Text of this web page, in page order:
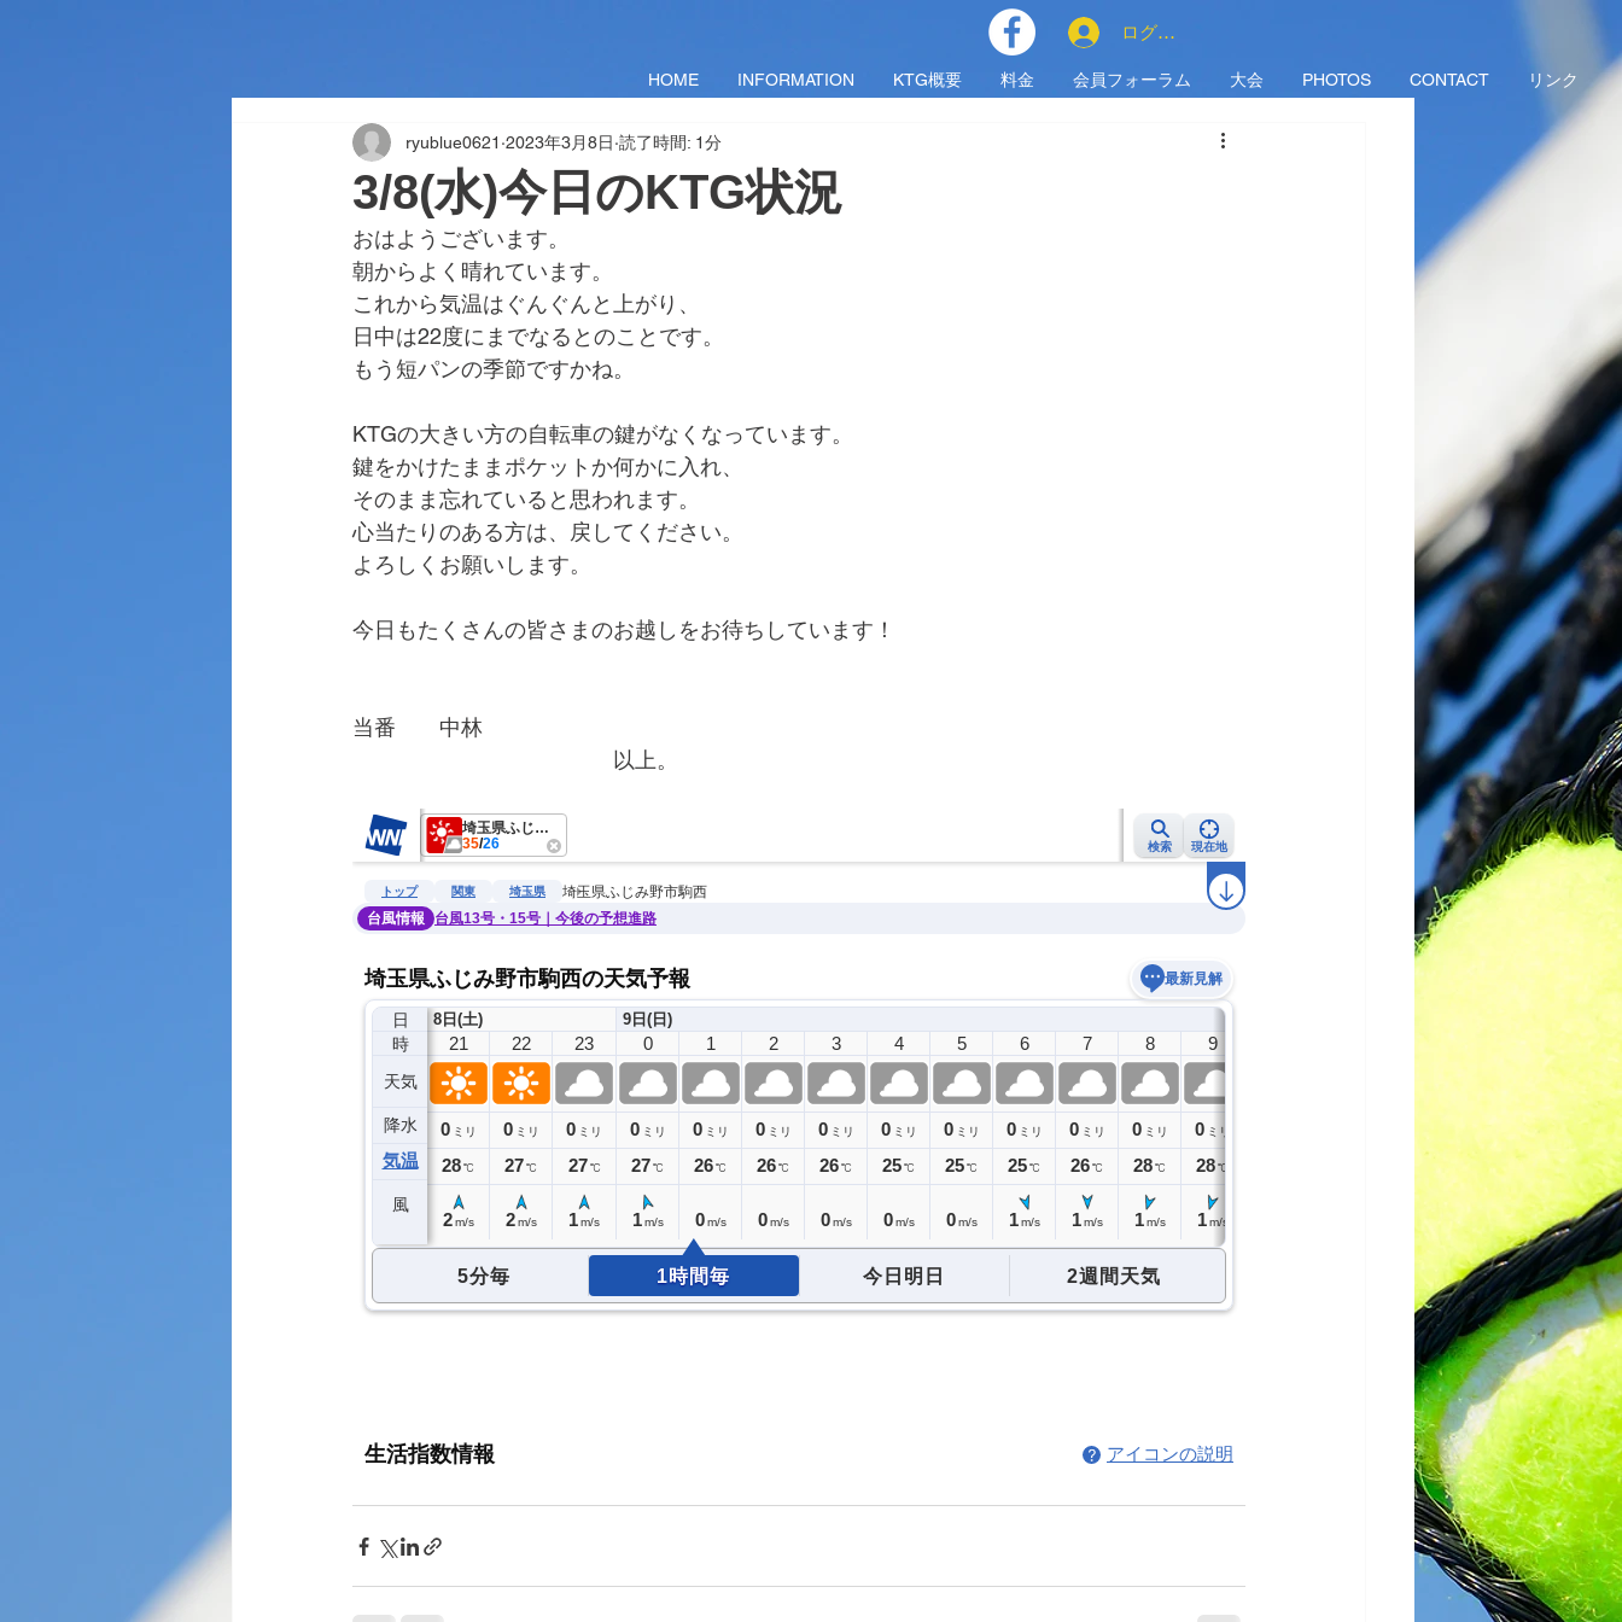
HOME INFORMATION KTG概要 料金 会員フォーラム 大会 PHOTOS CONTACT リンク
ログイン
3/8(水)今日のKTG状況
ryublue0621 2023年3月8日 読了時間: 1分
おはようございます。
朝からよく晴れています。
これから気温はぐんぐんと上がり、
日中は22度にまでなるとのことです。
もう短パンの季節ですかね。
KTGの大きい方の自転車の鍵がなくなっています。
鍵をかけたままポケットか何かに入れ、
そのまま忘れていると思われます。
心当たりのある方は、戻してください。
よろしくお願いします。
今日もたくさんの皆さまのお越しをお待ちしています！
当番　　中林
以上。